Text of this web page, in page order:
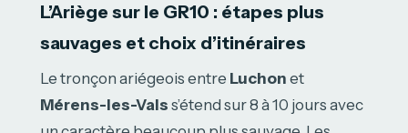
L’Ariège sur le GR10 : étapes plus
sauvages et choix d’itinéraires
Le tronçon ariégeois entre Luchon et
Mérens-les-Vals s’étend sur 8 à 10 jours avec